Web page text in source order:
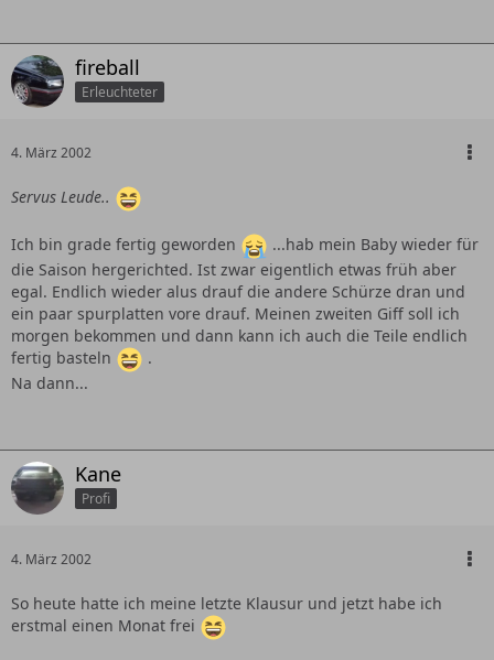
fireball
Erleuchteter
4. März 2002
Servus Leude..
Ich bin grade fertig geworden
...hab mein Baby wieder für
die Saison hergerichted. Ist zwar eigentlich etwas früh aber
egal. Endlich wieder alus drauf die andere Schürze dran und
ein paar spurplatten vore drauf. Meinen zweiten Giff soll ich
morgen bekommen und dann kann ich auch die Teile endlich
fertig basteln
.
Na dann...
Kane
Profi
4. März 2002
So heute hatte ich meine letzte Klausur und jetzt habe ich
erstmal einen Monat frei